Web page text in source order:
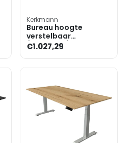
Kerkmann
Bureau hoogte
verstelbaar
(elektrisch) »Move 4«
200 cm T-poot
€1.027,29